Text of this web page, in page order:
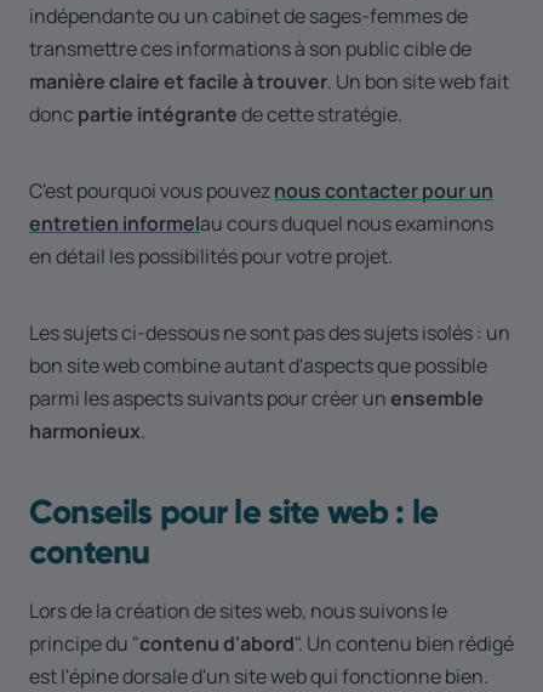
indépendante ou un cabinet de sages-femmes de
transmettre ces informations à son public cible de
manière claire et facile à trouver. Un bon site web fait
donc partie intégrantede cette stratégie.
C'est pourquoi vous pouveznous contacter pour un
entretien informelau cours duquel nous examinons
en détail les possibilités pour votre projet.
Les sujets ci-dessous ne sont pas des sujets isolés : un
bon site web combine autant d'aspects que possible
parmi les aspects suivants pour créer unensemble
harmonieux.
Conseils pour le site web : le
contenu
Lors de la création de sites web, nous suivons le
principe du "contenu d'abord". Un contenu bien rédigé
est l'épine dorsale d'un site web qui fonctionne bien.